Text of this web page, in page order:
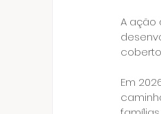
A ação
Em